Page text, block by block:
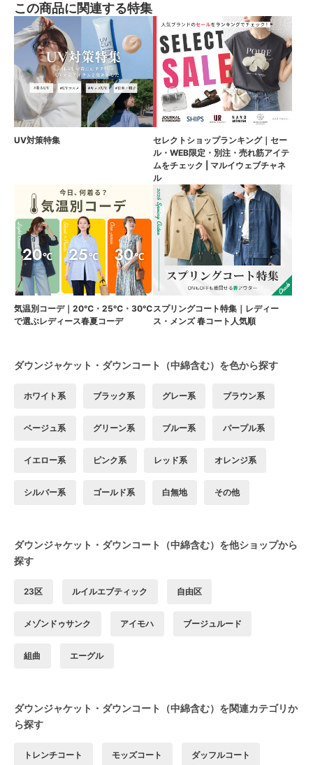
この商品に関連する特集
UV対策特集
セレクトショップランキング｜セー
ル・WEB限定・別注・売れ筋アイテ
ムをチェック | マルイウェブチャネ
ル
気温別コーデ｜20℃・25℃・30℃
で選ぶレディース春夏コーデ
スプリングコート特集｜レディー
ス・メンズ 春コート人気順
ダウンジャケット・ダウンコート（中綿含む）を色から探す
ホワイト系 ブラック系 グレー系 ブラウン系
ベージュ系 グリーン系 ブルー系 パープル系
イエロー系 ピンク系 レッド系 オレンジ系
シルバー系 ゴールド系 白無地 その他
ダウンジャケット・ダウンコート（中綿含む）を他ショップから
探す
23区 ルイルエブティック 自由区
メゾンドゥサンク アイモハ ブージュルード
組曲 エーグル
ダウンジャケット・ダウンコート（中綿含む）を関連カテゴリか
ら探す
トレンチコート モッズコート ダッフルコート